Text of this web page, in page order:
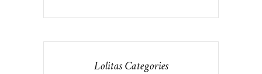
Lolitas Categories